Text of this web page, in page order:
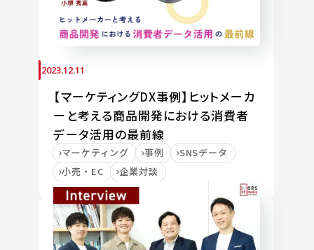
2023.12.11
【マーケティングDX事例】ヒットメーカ
ーと考える商品開発における消費者
データ活用の最前線
マーケティング 事例
SNSデータ
小売・EC
企業対談